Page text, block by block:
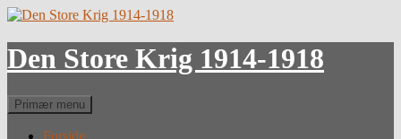
Hop
indhold
Den Store Krig 1914-1918
Søg
Primær menu
Forside